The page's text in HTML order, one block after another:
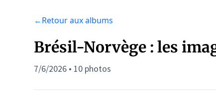
←Retour aux albums
Brésil-Norvège : les
7/6/2026 • 10 photos